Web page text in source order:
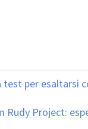
test per esaltarsi
Rudy Project: